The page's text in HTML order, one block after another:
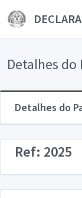
Detalhes do
Detalhes do
Ref: 2025